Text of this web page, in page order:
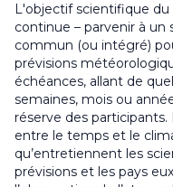
L'objectif scientifique
continue – parvenir à
commun (ou intégré)
prévisions
échéances, allant de
semaines, mois ou
réserve des
entre le temps et le
qu’entretiennent les
prévisions et les pays